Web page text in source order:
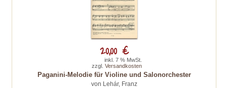
Paganini-Melodie für Violine und Salonorchester
von Lehár, Franz
20,00 €
inkl. 7 % MwSt.
zzgl. Versandkosten